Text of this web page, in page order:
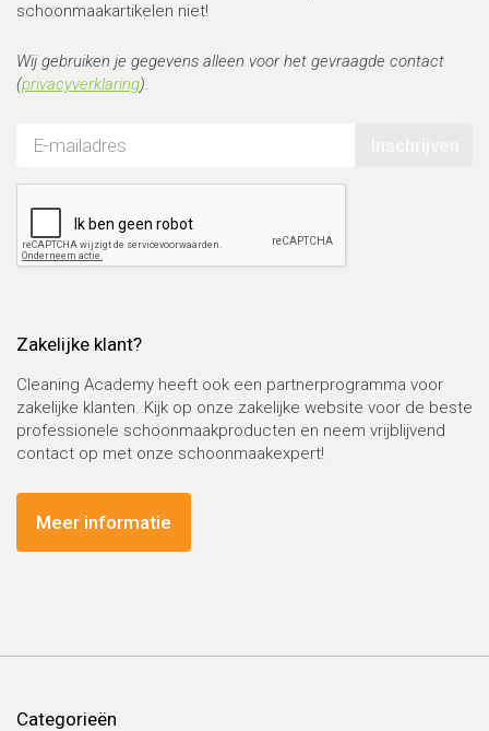
schoonmaakartikelen niet!
Wij gebruiken je gegevens alleen voor het gevraagde contact
(privacyverklaring).
Zakelijke klant?
Cleaning Academy heeft ook een partnerprogramma voor
zakelijke klanten. Kijk op onze zakelijke website voor de beste
professionele schoonmaakproducten en neem vrijblijvend
contact op met onze schoonmaakexpert!
Meer informatie
Categorieën